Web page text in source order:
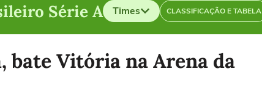
Série A Times CLASSIFICAÇÃO E TABELA
bate Vitória na Arena da